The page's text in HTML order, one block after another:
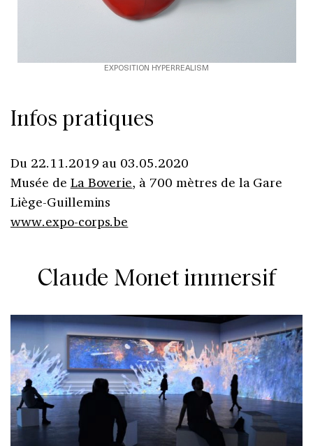
EXPOSITION HYPERREALISM
Infos pratiques
Du 22.11.2019 au 03.05.2020
Musée de La Boverie, à 700 mètres de la Gare
Liège-Guillemins
www.expo-corps.be
Claude Monet immersif